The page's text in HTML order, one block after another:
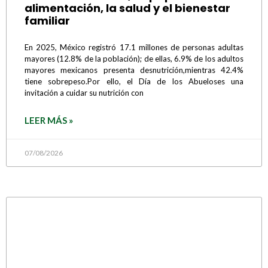
alimentación, la salud y el bienestar
familiar
En 2025, México registró 17.1 millones de personas adultas
mayores (12.8% de la población); de ellas, 6.9% de los adultos
mayores mexicanos presenta desnutrición,mientras 42.4%
tiene sobrepeso.Por ello, el Día de los Abueloses una
invitación a cuidar su nutrición con
LEER MÁS »
07/08/2026